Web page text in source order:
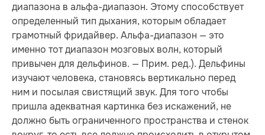
диапазона в альфа-диапазон. Этому способствует
определенный тип дыхания, которым обладает
грамотный фридайвер. Альфа-диапазон — это
именно тот диапазон мозговых волн, который
привычен для дельфинов. — Прим. ред.). Дельфины
изучают человека, становясь вертикально перед
ним и посылая свистящий звук. Для того чтобы
пришла адекватная картинка без искажений, не
должно быть ограниченного пространства и стенок